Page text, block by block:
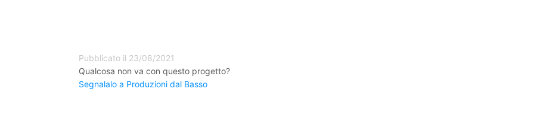
Pubblicato il 23/08/2021
Qualcosa non va con questo progetto?
Segnalalo a Produzioni dal Basso